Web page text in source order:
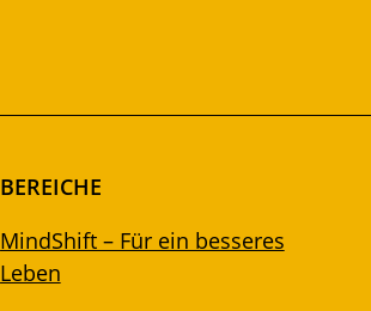
BEREICHE
MindShift – Für ein besseres
Leben